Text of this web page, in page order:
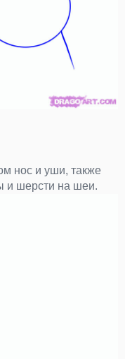
нос и уши, также
и шерсти на шеи.